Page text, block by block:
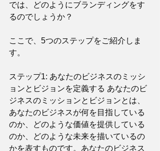
では、どのようにブランディングをす
るのでしょうか？
ここで、5つのステップをご紹介しま
す。
ステップ1: あなたのビジネスのミッシ
ョンとビジョンを定義する あなたのビ
ジネスのミッションとビジョンとは、
あなたのビジネスが何を目指している
のか、どのような価値を提供している
のか、どのような未来を描いているの
かを表すものです。あなたのビジネス